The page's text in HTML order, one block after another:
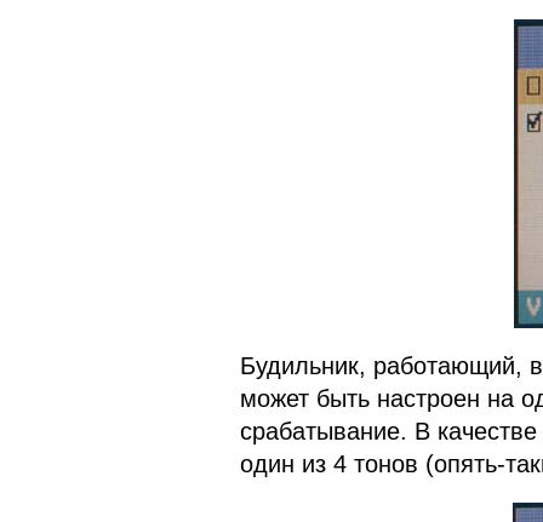
Будильник, работающий,
может быть настроен на
срабатывание. В
один из 4 тонов (опять-